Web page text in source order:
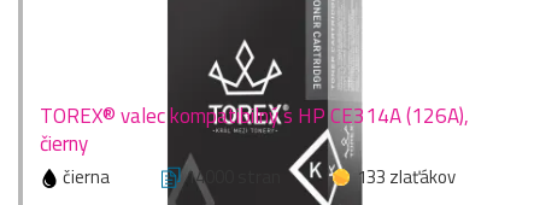
TOREX® valec kompatibilný s HP CE314A (126A),
čierny
čierna 14000 stran
133 zlaťákov